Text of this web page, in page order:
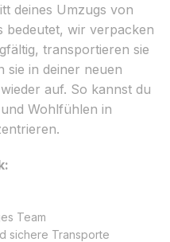
deines Umzugs von
bedeutet, wir verpacken
transportieren sie
sie in deiner neuen
auf. So kannst du
Wohlfühlen in
Team
sichere Transporte